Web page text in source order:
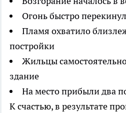
Огонь быстро
Пламя охватило
постройки
Жильцы
здание
На место прибыли два
К счастью, в результате